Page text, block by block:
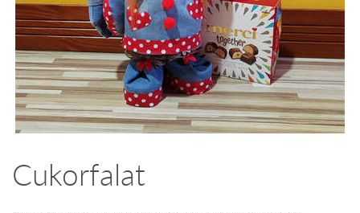
Cukorfalat